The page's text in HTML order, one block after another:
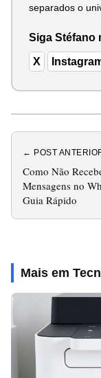
separados o
Siga Stéfano
X
← POST
Como Não
Mensagens no
Guia Rápido
Mais em